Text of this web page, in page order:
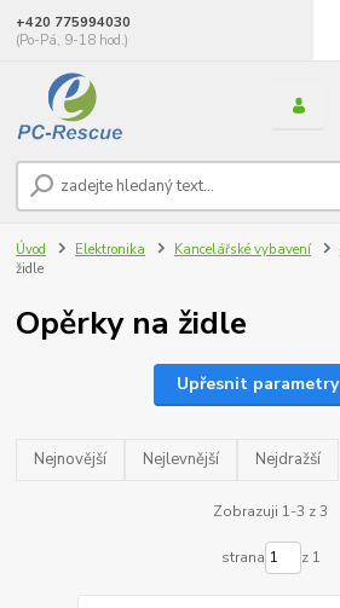
+420 775994030
(Po-Pá, 9-18 hod.)
Úvod Elektronika Kancelářské vybavení
židle
Opěrky na židle
Upřesnit parametry
Nejnovější Nejlevnější Nejdražší
Zobrazuji 1-3 z 3
strana z 1